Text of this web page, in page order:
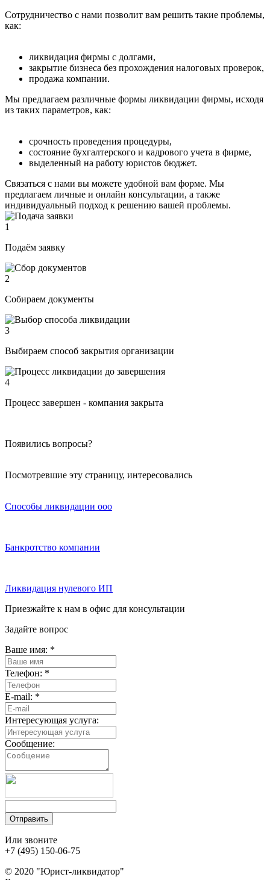
Сотрудничество с нами позволит вам решить такие проблемы,
как:
ликвидация фирмы с долгами,
закрытие бизнеса без прохождения налоговых проверок,
продажа компании.
Мы предлагаем различные формы ликвидации фирмы, исходя
из таких параметров, как:
срочность проведения процедуры,
состояние бухгалтерского и кадрового учета в фирме,
выделенный на работу юристов бюджет.
Связаться с нами вы можете удобной вам форме. Мы
предлагаем личные и онлайн консультации, а также
индивидуальный подход к решению вашей проблемы.
1
Подаём заявку
2
Собираем документы
3
Выбираем способ закрытия организации
4
Процесс завершен - компания закрыта
Появились вопросы?
Посмотревшие эту страницу, интересовались
Способы ликвидации ооо
Банкротство компании
Ликвидация нулевого ИП
Приезжайте к нам в офис для консультации
Задайте вопрос
Ваше имя: *
Телефон: *
E-mail: *
Интересующая услуга:
Сообщение:
Отправить
Или звоните
+7 (495) 150-06-75
© 2020 "Юрист-ликвидатор"